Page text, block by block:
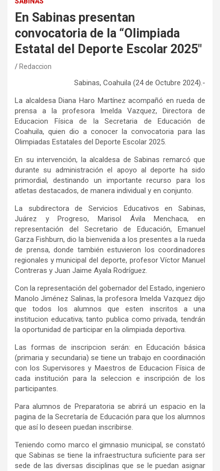
En Sabinas presentan
convocatoria de la “Olimpiada
Estatal del Deporte Escolar 2025″
Redaccion
Sabinas, Coahuila (24 de Octubre 2024).-
La alcaldesa Diana Haro Martínez acompañó en rueda de
prensa a la profesora Imelda Vazquez, Directora de
Educacion Física de la Secretaria de Educación de
Coahuila, quien dio a conocer la convocatoria para las
Olimpiadas Estatales del Deporte Escolar 2025.
En su intervención, la alcaldesa de Sabinas remarcó que
durante su administración el apoyo al deporte ha sido
primordial, destinando un importante recurso para los
atletas destacados, de manera individual y en conjunto.
La subdirectora de Servicios Educativos en Sabinas,
Juárez y Progreso, Marisol Ávila Menchaca, en
representación del Secretario de Educación, Emanuel
Garza Fishburn, dio la bienvenida a los presentes a la rueda
de prensa, donde también estuvieron los coordinadores
regionales y municipal del deporte, profesor Víctor Manuel
Contreras y Juan Jaime Ayala Rodríguez.
Con la representación del gobernador del Estado, ingeniero
Manolo Jiménez Salinas, la profesora Imelda Vazquez dijo
que todos los alumnos que esten inscritos a una
institucion educativa; tanto publica como privada, tendrán
la oportunidad de participar en la olimpiada deportiva.
Las formas de inscripcion serán: en Educación básica
(primaria y secundaria) se tiene un trabajo en coordinación
con los Supervisores y Maestros de Educacion Física de
cada institución para la seleccion e inscripción de los
participantes.
Para alumnos de Preparatoria se abrirá un espacio en la
pagina de la Secretaría de Educación para que los alumnos
que así lo deseen puedan inscribirse.
Teniendo como marco el gimnasio municipal, se constató
que Sabinas se tiene la infraestructura suficiente para ser
sede de las diversas disciplinas que se le puedan asignar